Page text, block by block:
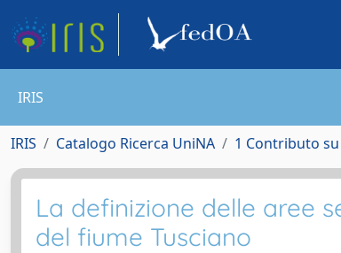
IRIS
IRIS Catalogo Ricerca UniNA 1 Contributo su
La definizione delle aree
del fiume Tusciano